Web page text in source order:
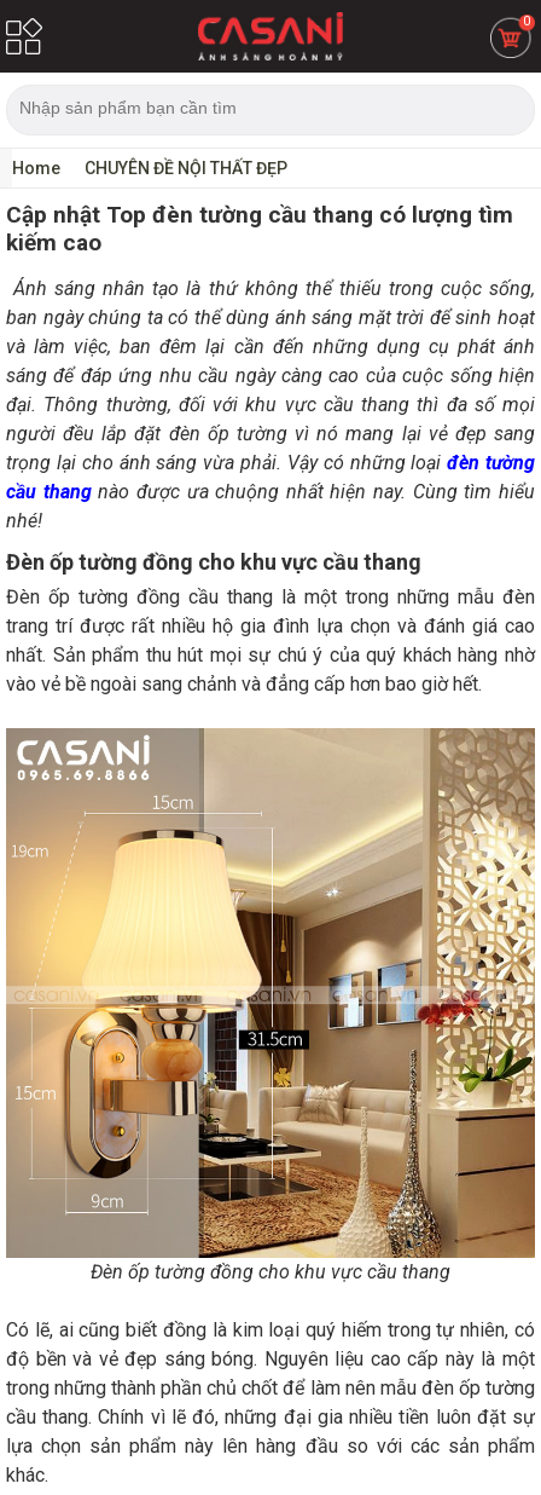
0
Home CHUYÊN ĐỀ NỘI THẤT ĐẸP
Cập nhật Top đèn tường cầu thang có lượng tìm
kiếm cao
Ánh sáng nhân tạo là thứ không thể thiếu trong cuộc sống,
ban ngày chúng ta có thể dùng ánh sáng mặt trời để sinh hoạt
và làm việc, ban đêm lại cần đến những dụng cụ phát ánh
sáng để đáp ứng nhu cầu ngày càng cao của cuộc sống hiện
đại. Thông thường, đối với khu vực cầu thang thì đa số mọi
người đều lắp đặt đèn ốp tường vì nó mang lại vẻ đẹp sang
trọng lại cho ánh sáng vừa phải. Vậy có những loạiđèn tường
cầu thangnào được ưa chuộng nhất hiện nay. Cùng tìm hiểu
nhé!
Đèn ốp tường đồng cho khu vực cầu thang
Đèn ốp tường đồng cầu thang là một trong những mẫu đèn
trang trí được rất nhiều hộ gia đình lựa chọn và đánh giá cao
nhất. Sản phẩm thu hút mọi sự chú ý của quý khách hàng nhờ
vào vẻ bề ngoài sang chảnh và đẳng cấp hơn bao giờ hết.
Đèn ốp tường đồng cho khu vực cầu thang
Có lẽ, ai cũng biết đồng là kim loại quý hiếm trong tự nhiên, có
độ bền và vẻ đẹp sáng bóng. Nguyên liệu cao cấp này là một
trong những thành phần chủ chốt để làm nên mẫu đèn ốp tường
cầu thang. Chính vì lẽ đó, những đại gia nhiều tiền luôn đặt sự
lựa chọn sản phẩm này lên hàng đầu so với các sản phẩm
khác.